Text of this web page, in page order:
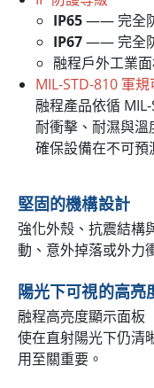
IP65—— 完全
IP67—— 完全
融程戶外工業
MIL-STD-810 軍
融程產品依循
耐衝擊、耐濕與溫
確保設備在不可預
堅固的機構設計
強化外殼、抗震結構
動、意外掉落或外力
陽光下可視的高亮
融程高亮度顯示面板
使在直射陽光下仍清
用至關重要。